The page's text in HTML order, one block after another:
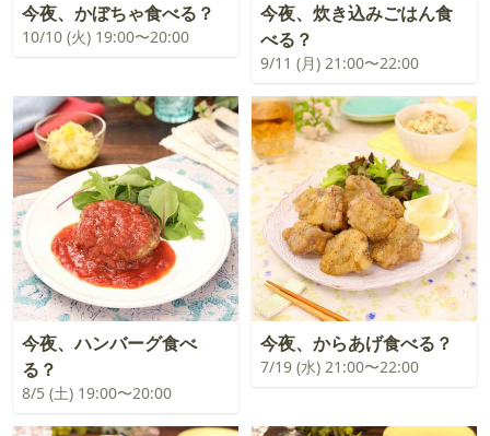
今夜、かぼちゃ食べる？
10/10 (火) 19:00〜20:00
今夜、炊き込みごはん食
べる？
9/11 (月) 21:00〜22:00
今夜、ハンバーグ食べ
る？
8/5 (土) 19:00〜20:00
今夜、からあげ食べる？
7/19 (水) 21:00〜22:00